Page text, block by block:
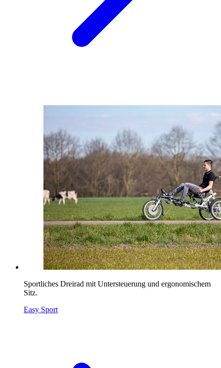
Sportliches Dreirad mit Untersteuerung und ergonomischem
Sitz.
Easy Sport